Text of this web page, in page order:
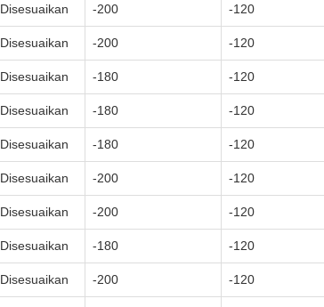
Disesuaikan -200 -120
Disesuaikan -200 -120
Disesuaikan -180 -120
Disesuaikan -180 -120
Disesuaikan -180 -120
Disesuaikan -200 -120
Disesuaikan -200 -120
Disesuaikan -180 -120
Disesuaikan -200 -120